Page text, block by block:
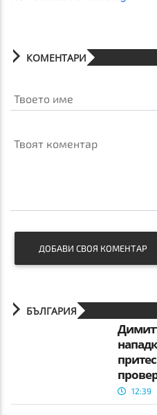
КОМЕНТАРИ
Твоето име
Твоят коментар
ДОБАВИ СВОЯ КОМЕНТАР
БЪЛГАРИЯ
12:39